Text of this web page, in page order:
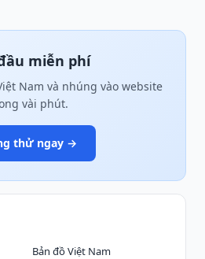
miễn phí
Nam và nhúng vào website
vài phút.
thử ngay →
Bản đồ Việt Nam